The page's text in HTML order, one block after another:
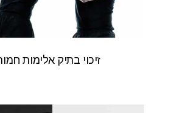
זיכוי בתיק אלימות